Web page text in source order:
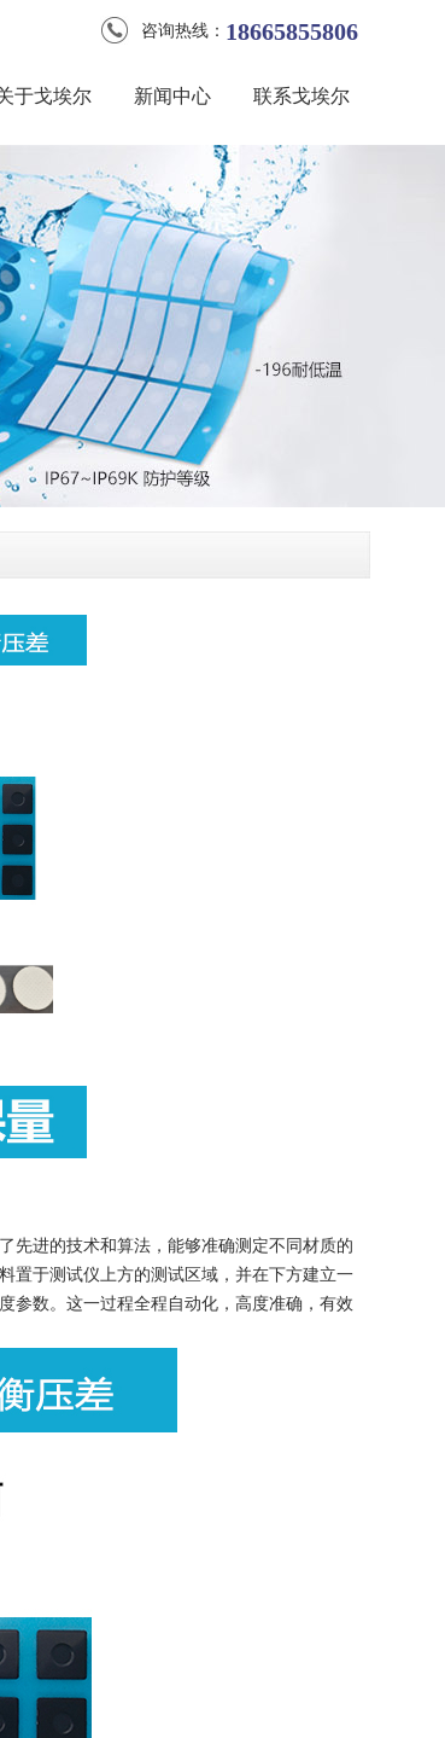
18665855806
咨询热线：
于戈埃尔 新闻中心 联系戈埃尔
进的技术和算法，能够准确测定不同材质的
置于测试仪上方的测试区域，并在下方建立一
参数。这一过程全程自动化，高度准确，有效